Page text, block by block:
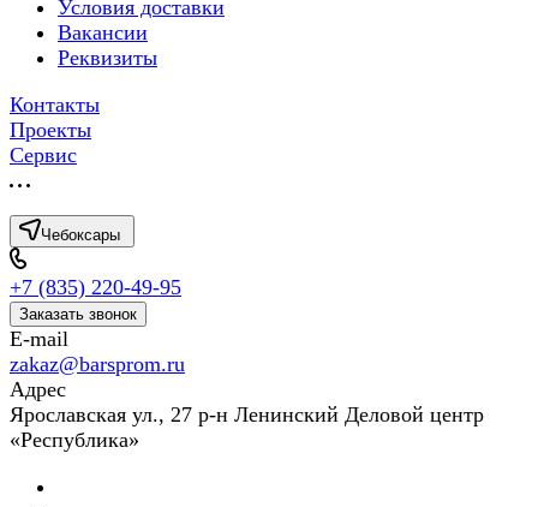
Условия доставки
Вакансии
Реквизиты
Контакты
Проекты
Сервис
Чебоксары
+7 (835) 220-49-95
Заказать звонок
E-mail
zakaz@barsprom.ru
Адрес
Ярославская ул., 27 р-н Ленинский Деловой центр
«Республика»